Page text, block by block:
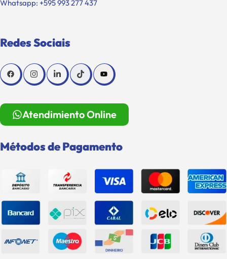
Whatsapp: +595 993 277 437
Redes Sociais
Atendimiento Online
Métodos de Pagamento